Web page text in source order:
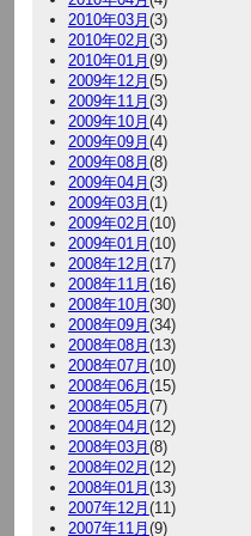
2010年03月(3)
2010年02月(3)
2010年01月(9)
2009年12月(5)
2009年11月(3)
2009年10月(4)
2009年09月(4)
2009年08月(8)
2009年04月(3)
2009年03月(1)
2009年02月(10)
2009年01月(10)
2008年12月(17)
2008年11月(16)
2008年10月(30)
2008年09月(34)
2008年08月(13)
2008年07月(10)
2008年06月(15)
2008年05月(7)
2008年04月(12)
2008年03月(8)
2008年02月(12)
2008年01月(13)
2007年12月(11)
2007年11月(9)